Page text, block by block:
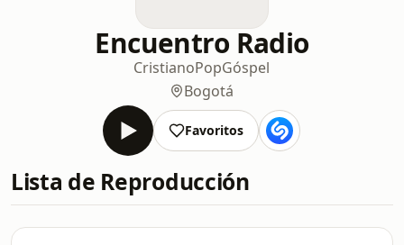
Encuentro Radio
CristianoPopGóspel
Bogotá
Favoritos
Lista de Reproducción